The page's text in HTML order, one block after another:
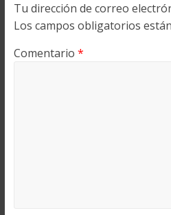
Tu dirección de correo
Los campos obligatorios
Comentario *